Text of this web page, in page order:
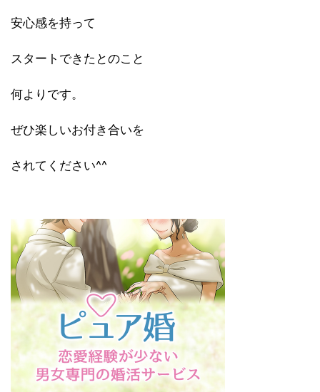
安心感を持って
スタートできたとのこと
何よりです。
ぜひ楽しいお付き合いを
されてください^^